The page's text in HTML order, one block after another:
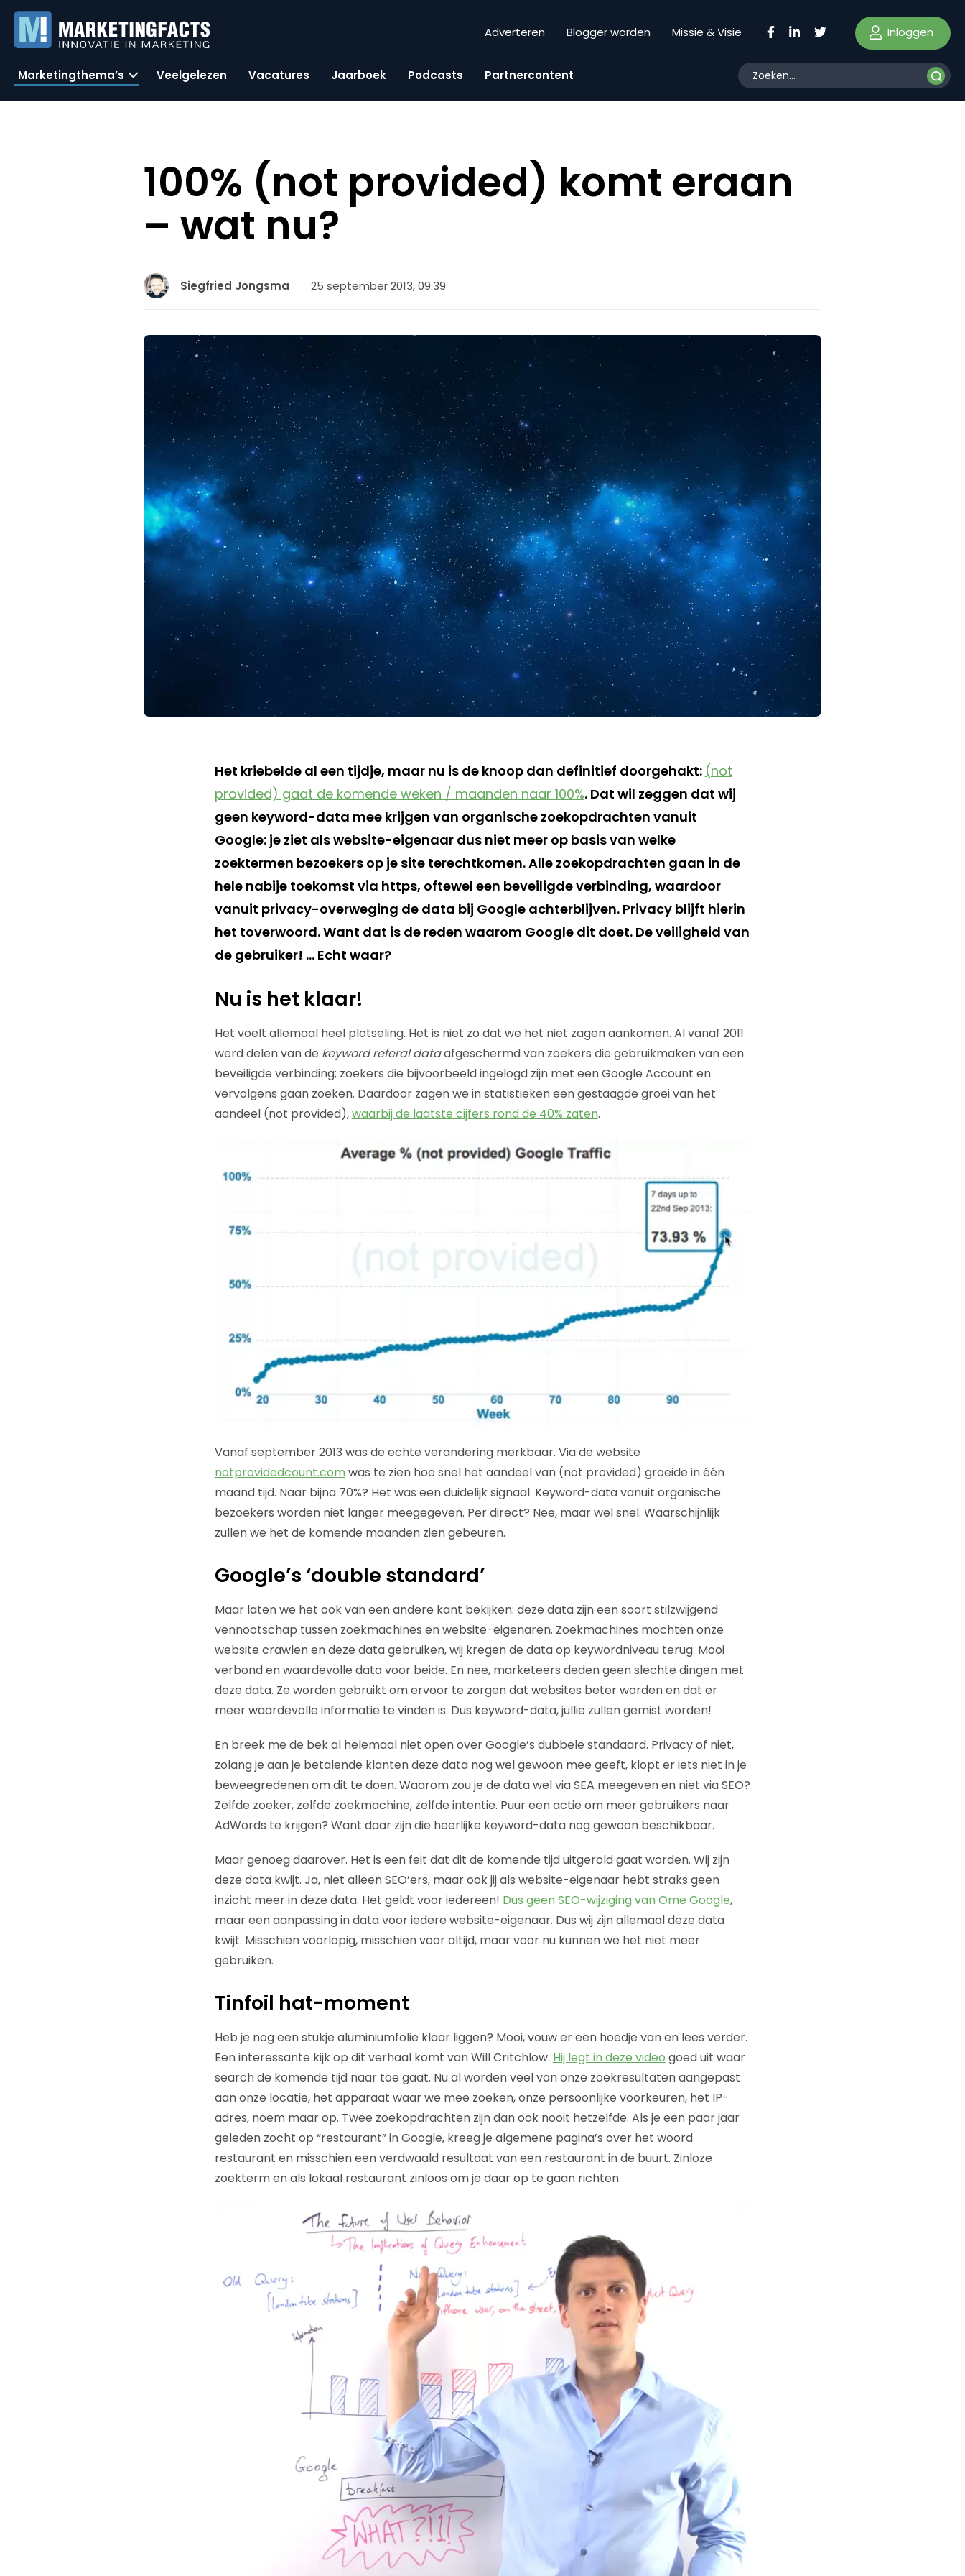
Adverteren Blogger worden Missie & Visie Inloggen
Marketingthema’s Veelgelezen Vacatures Jaarboek Podcasts Partnercontent
100% (not provided) komt eraan
– wat nu?
Siegfried Jongsma 25 september 2013, 09:39
Het kriebelde al een tijdje, maar nu is de knoop dan definitief doorgehakt: (not
provided) gaat de komende weken / maanden naar 100%. Dat wil zeggen dat wij
geen keyword-data mee krijgen van organische zoekopdrachten vanuit
Google: je ziet als website-eigenaar dus niet meer op basis van welke
zoektermen bezoekers op je site terechtkomen. Alle zoekopdrachten gaan in de
hele nabije toekomst via https, oftewel een beveiligde verbinding, waardoor
vanuit privacy-overweging de data bij Google achterblijven. Privacy blijft hierin
het toverwoord. Want dat is de reden waarom Google dit doet. De veiligheid van
de gebruiker! … Echt waar?
Nu is het klaar!
Het voelt allemaal heel plotseling. Het is niet zo dat we het niet zagen aankomen. Al vanaf 2011
werd delen van de keyword referal dataafgeschermd van zoekers die gebruikmaken van een
beveiligde verbinding; zoekers die bijvoorbeeld ingelogd zijn met een Google Account en
vervolgens gaan zoeken. Daardoor zagen we in statistieken een gestaagde groei van het
aandeel (not provided),waarbij de laatste cijfers rond de 40% zaten.
Vanaf september 2013 was de echte verandering merkbaar. Via de website
notprovidedcount.com was te zien hoe snel het aandeel van (not provided) groeide in één
maand tijd. Naar bijna 70%? Het was een duidelijk signaal. Keyword-data vanuit organische
bezoekers worden niet langer meegegeven. Per direct? Nee, maar wel snel. Waarschijnlijk
zullen we het de komende maanden zien gebeuren.
Google’s ‘double standard’
Maar laten we het ook van een andere kant bekijken: deze data zijn een soort stilzwijgend
vennootschap tussen zoekmachines en website-eigenaren. Zoekmachines mochten onze
website crawlen en deze data gebruiken, wij kregen de data op keywordniveau terug. Mooi
verbond en waardevolle data voor beide. En nee, marketeers deden geen slechte dingen met
deze data. Ze worden gebruikt om ervoor te zorgen dat websites beter worden en dat er
meer waardevolle informatie te vinden is. Dus keyword-data, jullie zullen gemist worden!
En breek me de bek al helemaal niet open over Google’s dubbele standaard. Privacy of niet,
zolang je aan je betalende klanten deze data nog wel gewoon mee geeft, klopt er iets niet in je
beweegredenen om dit te doen. Waarom zou je de data wel via SEA meegeven en niet via SEO?
Zelfde zoeker, zelfde zoekmachine, zelfde intentie. Puur een actie om meer gebruikers naar
AdWords te krijgen? Want daar zijn die heerlijke keyword-data nog gewoon beschikbaar.
Maar genoeg daarover. Het is een feit dat dit de komende tijd uitgerold gaat worden. Wij zijn
deze data kwijt. Ja, niet alleen SEO’ers, maar ook jij als website-eigenaar hebt straks geen
inzicht meer in deze data. Het geldt voor iedereen! Dus geen SEO-wijziging van Ome Google,
maar een aanpassing in data voor iedere website-eigenaar. Dus wij zijn allemaal deze data
kwijt. Misschien voorlopig, misschien voor altijd, maar voor nu kunnen we het niet meer
gebruiken.
Tinfoil hat-moment
Heb je nog een stukje aluminiumfolie klaar liggen? Mooi, vouw er een hoedje van en lees verder.
Een interessante kijk op dit verhaal komt van Will Critchlow. Hij legt in deze video goed uit waar
search de komende tijd naar toe gaat. Nu al worden veel van onze zoekresultaten aangepast
aan onze locatie, het apparaat waar we mee zoeken, onze persoonlijke voorkeuren, het IP-
adres, noem maar op. Twee zoekopdrachten zijn dan ook nooit hetzelfde. Als je een paar jaar
geleden zocht op “restaurant” in Google, kreeg je algemene pagina’s over het woord
restaurant en misschien een verdwaald resultaat van een restaurant in de buurt. Zinloze
zoekterm en als lokaal restaurant zinloos om je daar op te gaan richten.